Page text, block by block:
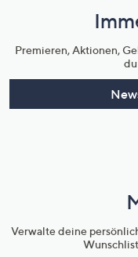
Premieren, Aktionen,
Verwalte deine